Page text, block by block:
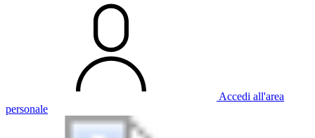
Accedi all'area
personale